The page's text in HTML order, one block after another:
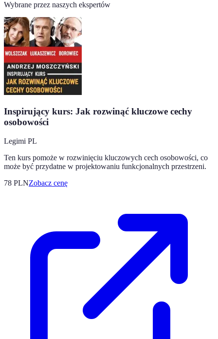
Wybrane przez naszych ekspertów
Inspirujący kurs: Jak rozwinąć kluczowe cechy
osobowości
Legimi PL
Ten kurs pomoże w rozwinięciu kluczowych cech osobowości, co
może być przydatne w projektowaniu funkcjonalnych przestrzeni.
78 PLNZobacz cenę